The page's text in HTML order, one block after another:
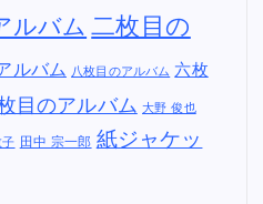
ルバム 二枚目の
ルバム 八枚目のアルバム 六枚
目のアルバム 大野 俊也
子 田中 宗一郎 紙ジャケッ